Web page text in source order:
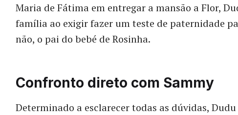
Maria de Fátima em entregar a mansão a Flor,
família ao exigir fazer um teste de paternidade
não, o pai do bebé de Rosinha.
Confronto direto com Sammy
Determinado a esclarecer todas as dúvidas,